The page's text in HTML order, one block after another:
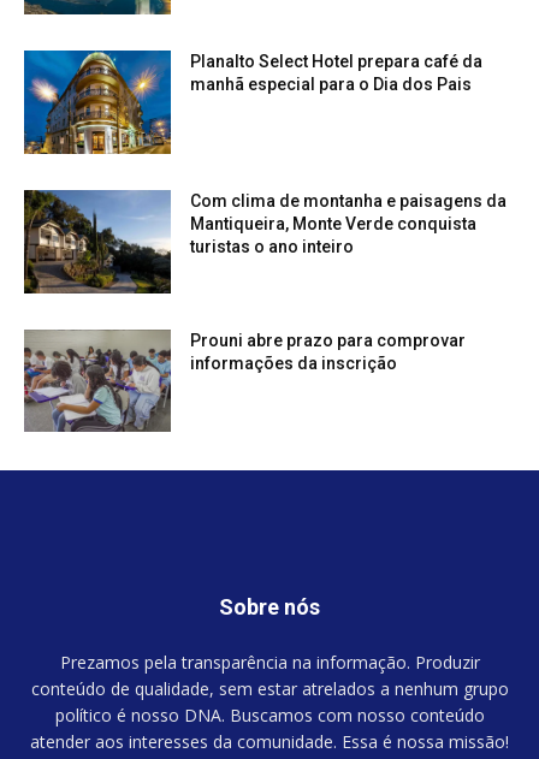
Planalto Select Hotel prepara café da
manhã especial para o Dia dos Pais
Com clima de montanha e paisagens da
Mantiqueira, Monte Verde conquista
turistas o ano inteiro
Prouni abre prazo para comprovar
informações da inscrição
Sobre nós
Prezamos pela transparência na informação. Produzir
conteúdo de qualidade, sem estar atrelados a nenhum grupo
político é nosso DNA. Buscamos com nosso conteúdo
atender aos interesses da comunidade. Essa é nossa missão!